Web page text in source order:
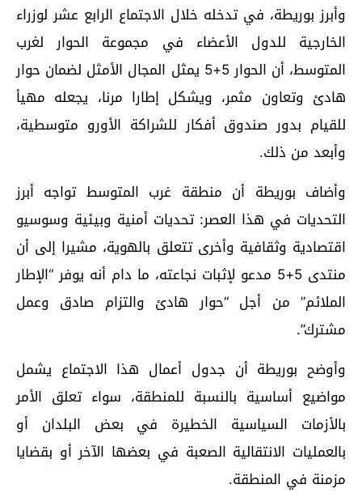
وأبرز بوريطة، في تدخله خلال الاجتماع الرابع عشر لوزراء
الخارجية للدول الأعضاء في مجموعة الحوار لغرب
المتوسط، أن الحوار 5+5 يمثل المجال الأمثل لضمان حوار
هادئ وتعاون مثمر، ويشكل إطارا مرنا، يجعله مهيأ
للقيام بدور صندوق أفكار للشراكة الأورو متوسطية،
وأبعد من ذلك.
وأضاف بوريطة أن منطقة غرب المتوسط تواجه أبرز
التحديات في هذا العصر: تحديات أمنية وبيئية وسوسيو
اقتصادية وثقافية وأخرى تتعلق بالهوية، مشيرا إلى أن
منتدى 5+5 مدعو لإثبات نجاعته، ما دام أنه يوفر “الإطار
الملائم” من أجل “حوار هادئ والتزام صادق وعمل
مشترك”.
وأوضح بوريطة أن جدول أعمال هذا الاجتماع يشمل
مواضيع أساسية بالنسبة للمنطقة، سواء تعلق الأمر
بالأزمات السياسية الخطيرة في بعض البلدان أو
بالعمليات الانتقالية الصعبة في بعضها الآخر أو بقضايا
مزمنة في المنطقة.